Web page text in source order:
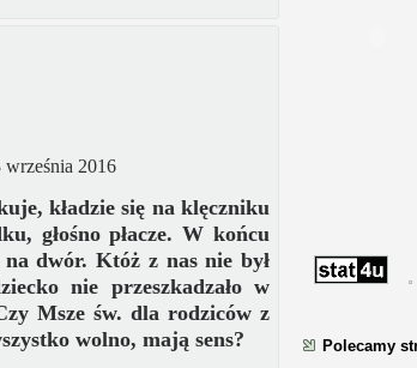
września 2016
kładzie się na klęczniku
głośno płacze. W końcu
dwór. Któż z nas nie był
nie przeszkadzało w
Msze św. dla rodziców z
wolno, mają sens?
Polecamy